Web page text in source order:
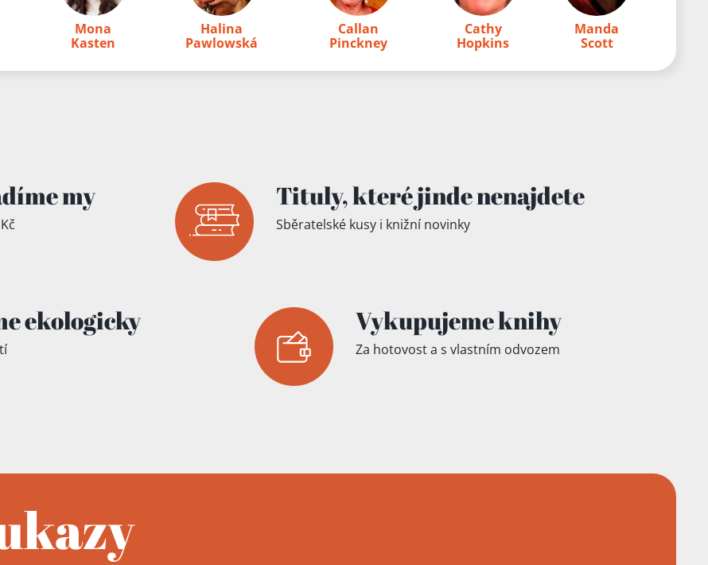
Mona
Kasten
Halina
Pawlowská
Callan
Pinckney
Cathy
Hopkins
Manda
Scott
my Tituly,které jindenenajdete
Sběratelské kusy i knižní novinky
ekologicky Vykupujeme knihy
Za hotovost a s vlastním odvozem